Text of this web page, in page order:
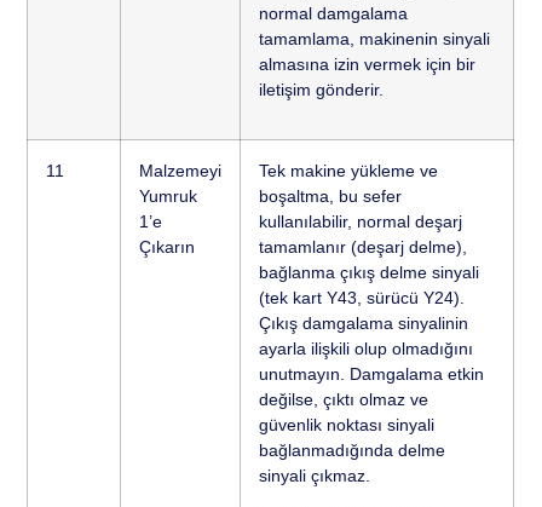
normal damgalama
tamamlama, makinenin sinyali
almasına izin vermek için bir
iletişim gönderir.
11
Malzemeyi
Yumruk
1’e
Çıkarın
Tek makine yükleme ve
boşaltma, bu sefer
kullanılabilir, normal deşarj
tamamlanır (deşarj delme),
bağlanma çıkış delme sinyali
(tek kart Y43, sürücü Y24).
Çıkış damgalama sinyalinin
ayarla ilişkili olup olmadığını
unutmayın. Damgalama etkin
değilse, çıktı olmaz ve
güvenlik noktası sinyali
bağlanmadığında delme
sinyali çıkmaz.